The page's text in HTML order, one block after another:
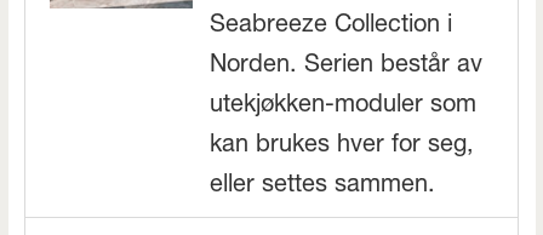
Seabreeze Collection i
Norden. Serien består av
utekjøkken-moduler som
kan brukes hver for seg,
eller settes sammen.